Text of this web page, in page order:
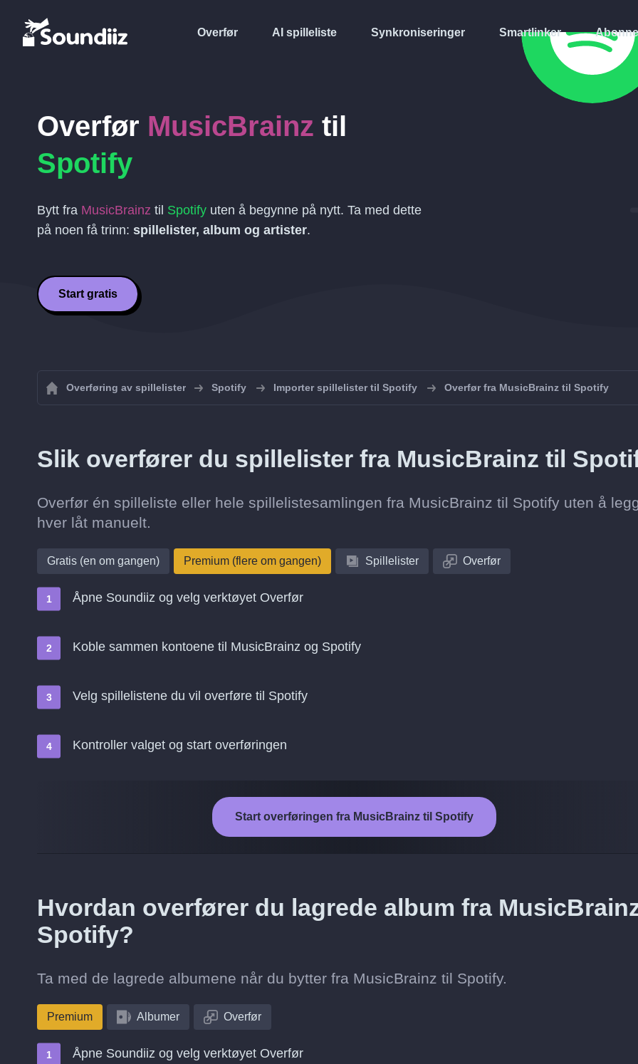
Overfør AI spilleliste Synkroniseringer Smartlinker
Overfør MusicBrainz til
Spotify
Bytt fra MusicBrainz til Spotify uten å begynne på nytt. Ta med dette
på noen få trinn: spillelister, album og artister.
Start gratis
Overføring av spillelister Spotify Importer spillelister til Spotify Overfør fra MusicBrainz til Spotify
Slik overfører du spillelister fra MusicBrainz til
Overfør én spilleliste eller hele spillelistesamlingen fra MusicBrainz til Spotify uten å
hver låt manuelt.
Gratis (en om gangen) Premium (flere om gangen) Spillelister Overfør
Åpne Soundiiz og velg verktøyet Overfør
Koble sammen kontoene til MusicBrainz og Spotify
Velg spillelistene du vil overføre til Spotify
Kontroller valget og start overføringen
Start overføringen fra MusicBrainz til Spotify
Hvordan overfører du lagrede album fra
Spotify?
Ta med de lagrede albumene når du bytter fra MusicBrainz til Spotify.
Premium Albumer Overfør
Åpne Soundiiz og velg verktøyet Overfør